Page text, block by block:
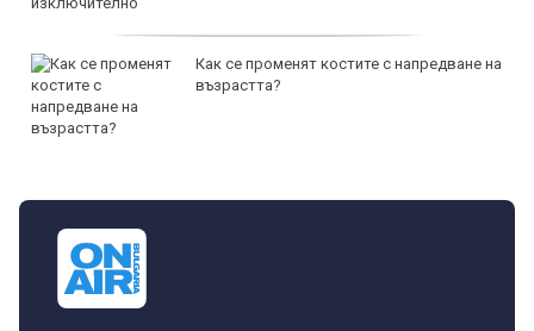
Как се променят костите с напредване на
възрастта?